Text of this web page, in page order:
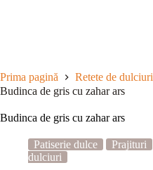
Prima pagină
Retete de dulciuri
Budinca de gris cu zahar ars
Budinca de gris cu zahar ars
Patiserie dulce Prajituri
dulciuri